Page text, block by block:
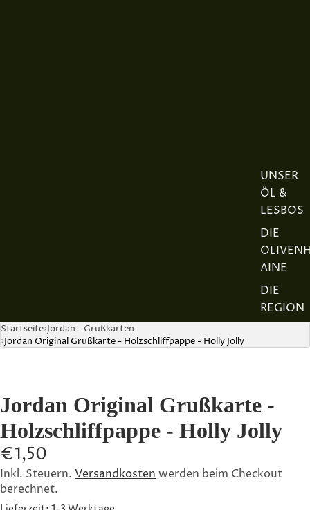
UNSER
ÖL &
LESBOS
DIE
AINE
DIE
REGION
JORDAN
HNUNGE
N
DIE
Startseite Jordan - Grußkarten
Jordan Original Grußkarte - Holzschliffpappe - Holly Jolly
Jordan Original Grußkarte -
Holzschliffpappe - Holly Jolly
€1,50
Inkl. Steuern. Versandkosten werden beim Checkout
berechnet.